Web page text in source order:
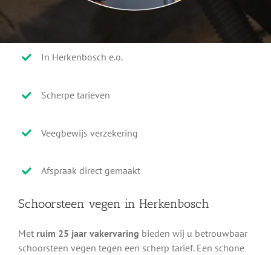
In Herkenbosch e.o.
Scherpe tarieven
Veegbewijs verzekering
Afspraak direct gemaakt
Schoorsteen vegen in Herkenbosch
Met ruim 25 jaar vakervaring bieden wij u betrouwbaar
schoorsteen vegen tegen een scherp tarief. Een schone